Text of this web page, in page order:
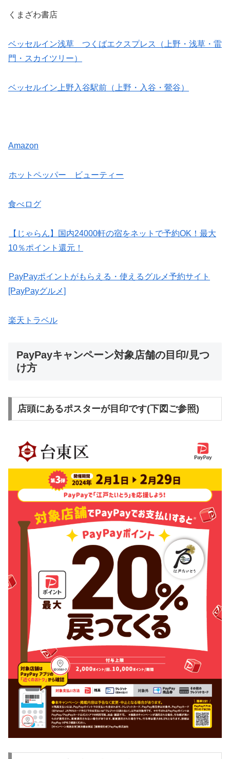
くまざわ書店
ベッセルイン浅草 つくばエクスプレス（上野・浅草・雷
門・スカイツリー）
ベッセルイン上野入谷駅前（上野・入谷・鶯谷）
Amazon
ホットペッパー ビューティー
食べログ
【じゃらん】国内24000軒の宿をネットで予約OK！最大
10％ポイント還元！
PayPayポイントがもらえる・使えるグルメ予約サイト
[PayPayグルメ]
楽天トラベル
PayPayキャンペーン対象店舗の目印/見つ
け方
店頭にあるポスターが目印です(下図ご参照)